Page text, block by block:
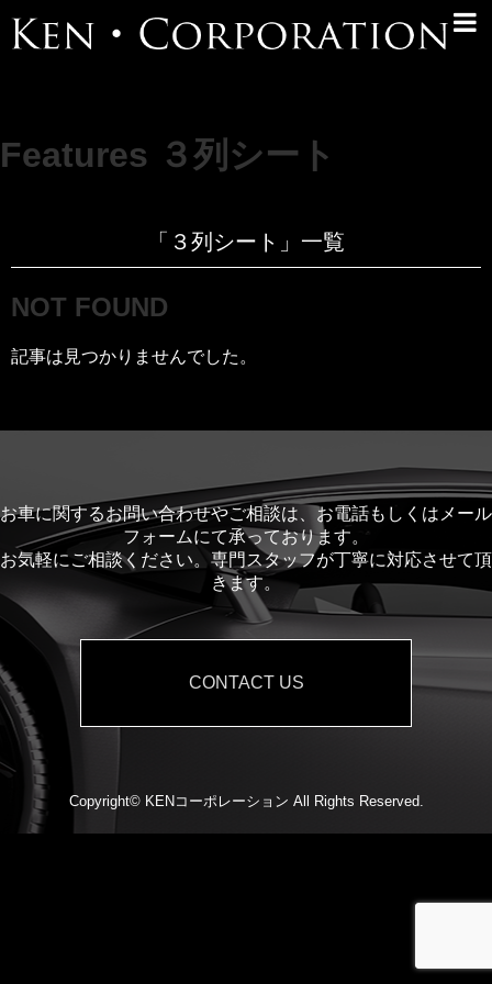
Features ３列シート
「 ３列シート 」 一覧
NOT FOUND
記事は見つかりませんでした。
お車に関するお問い合わせやご相談は、お電話もしくはメール
フォームにて承っております。
お気軽にご相談ください。専門スタッフが丁寧に対応させて頂
きます。
CONTACT US
Copyright© KENコーポレーション All Rights Reserved.